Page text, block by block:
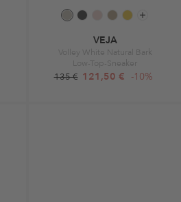
VEJA
Volley White Natural Bark
Low-Top-Sneaker
135 € 121,50 € -10%